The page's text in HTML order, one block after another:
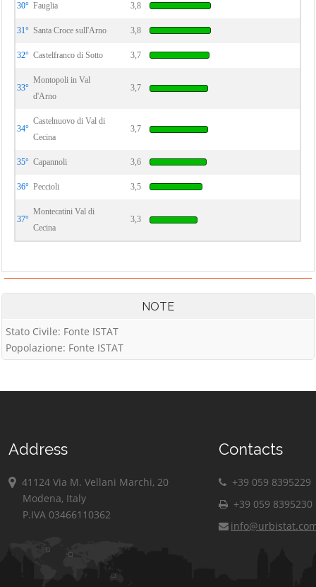
30° Fauglia 3,8
31° Santa Croce sull'Arno 3,8
32° Castelfranco di Sotto 3,7
33°
Montopoli in Val
d'Arno
3,7
34°
Castelnuovo di Val di
Cecina
3,7
35° Capannoli 3,6
36° Peccioli 3,5
37°
Montecatini Val di
Cecina
3,3
NOTE
Stato Civile: Fonte ISTAT
Popolazione: Fonte ISTAT
Address
41124 Via M. Vellani Marchi, 20
Modena, Italy
P.IVA 03466110362
Contacts
+39 059 8395229
+39 059 8395230